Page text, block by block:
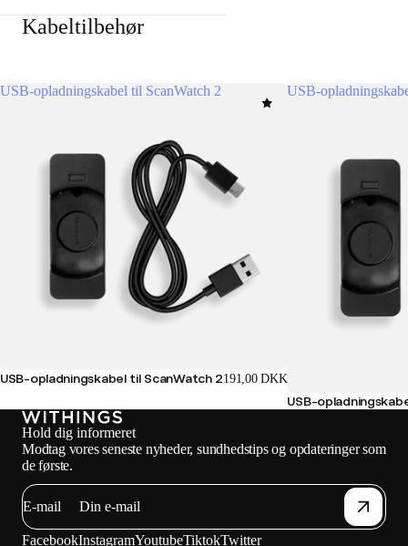
Kabeltilbehør
USB-opladningskabel til ScanWatch 2
USB-opladningskabel til ScanWatch 2191,00 DKK
USB-
USB-
Hold dig informeret
Modtag vores seneste nyheder, sundhedstips og opdateringer som
de første.
E-mail
FacebookInstagramYoutubeTiktokTwitter